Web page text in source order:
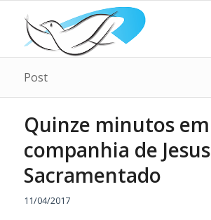
Post
Quinze minutos em
companhia de Jesus
Sacramentado
11/04/2017